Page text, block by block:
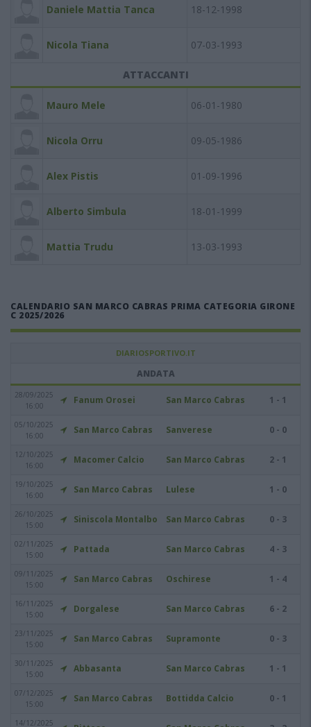
Daniele Mattia Tanca 18-12-1998
Nicola Tiana 07-03-1993
ATTACCANTI
Mauro Mele 06-01-1980
Nicola Orru 09-05-1986
Alex Pistis 01-09-1996
Alberto Simbula 18-01-1999
Mattia Trudu 13-03-1993
CALENDARIO SAN MARCO CABRAS PRIMA CATEGORIA GIRONE
C 2025/2026
DIARIOSPORTIVO.IT
ANDATA
28/09/2025
16:00
Fanum Orosei San Marco Cabras 1 - 1
05/10/2025
16:00
San Marco Cabras Sanverese 0 - 0
12/10/2025
16:00
Macomer Calcio San Marco Cabras 2 - 1
19/10/2025
16:00
San Marco Cabras Lulese 1 - 0
26/10/2025
15:00
Siniscola Montalbo San Marco Cabras 0 - 3
02/11/2025
15:00
Pattada San Marco Cabras 4 - 3
09/11/2025
15:00
San Marco Cabras Oschirese 1 - 4
16/11/2025
15:00
Dorgalese San Marco Cabras 6 - 2
23/11/2025
15:00
San Marco Cabras Supramonte 0 - 3
30/11/2025
15:00
Abbasanta San Marco Cabras 1 - 1
07/12/2025
15:00
San Marco Cabras Bottidda Calcio 0 - 1
14/12/2025